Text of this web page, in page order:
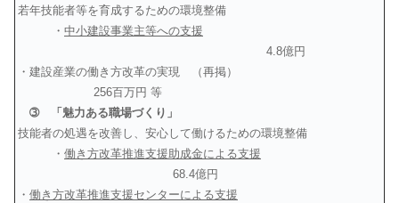
若年技能者等を育成するための環境整備
・ 中小建設事業主等への支援
4.8億円
・建設産業の働き方改革の実現 （再掲）
256百万円 等
➂ 「魅力ある職場づくり」
技能者の処遇を改善し、安心して働けるための環境整備
・ 働き方改革推進支援助成金による支援
68.4億円
・ 働き方改革推進支援センターによる支援